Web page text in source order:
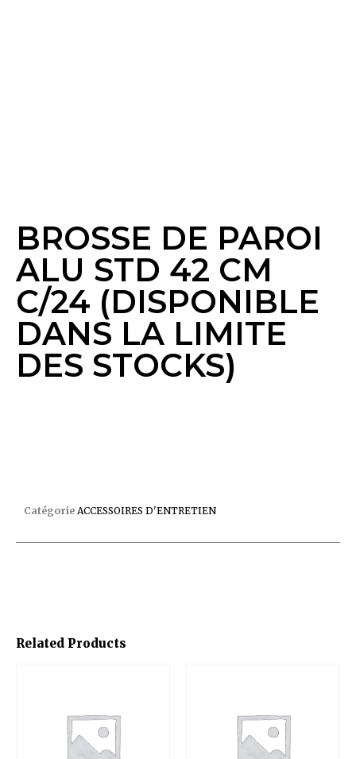
BROSSE DE PAROI
ALU STD 42 CM
C/24 (DISPONIBLE
DANS LA LIMITE
DES STOCKS)
Related Products
Catégorie ACCESSOIRES D'ENTRETIEN